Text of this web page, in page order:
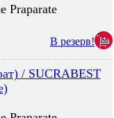
Praparate
В резерв!
/ SUCRABEST